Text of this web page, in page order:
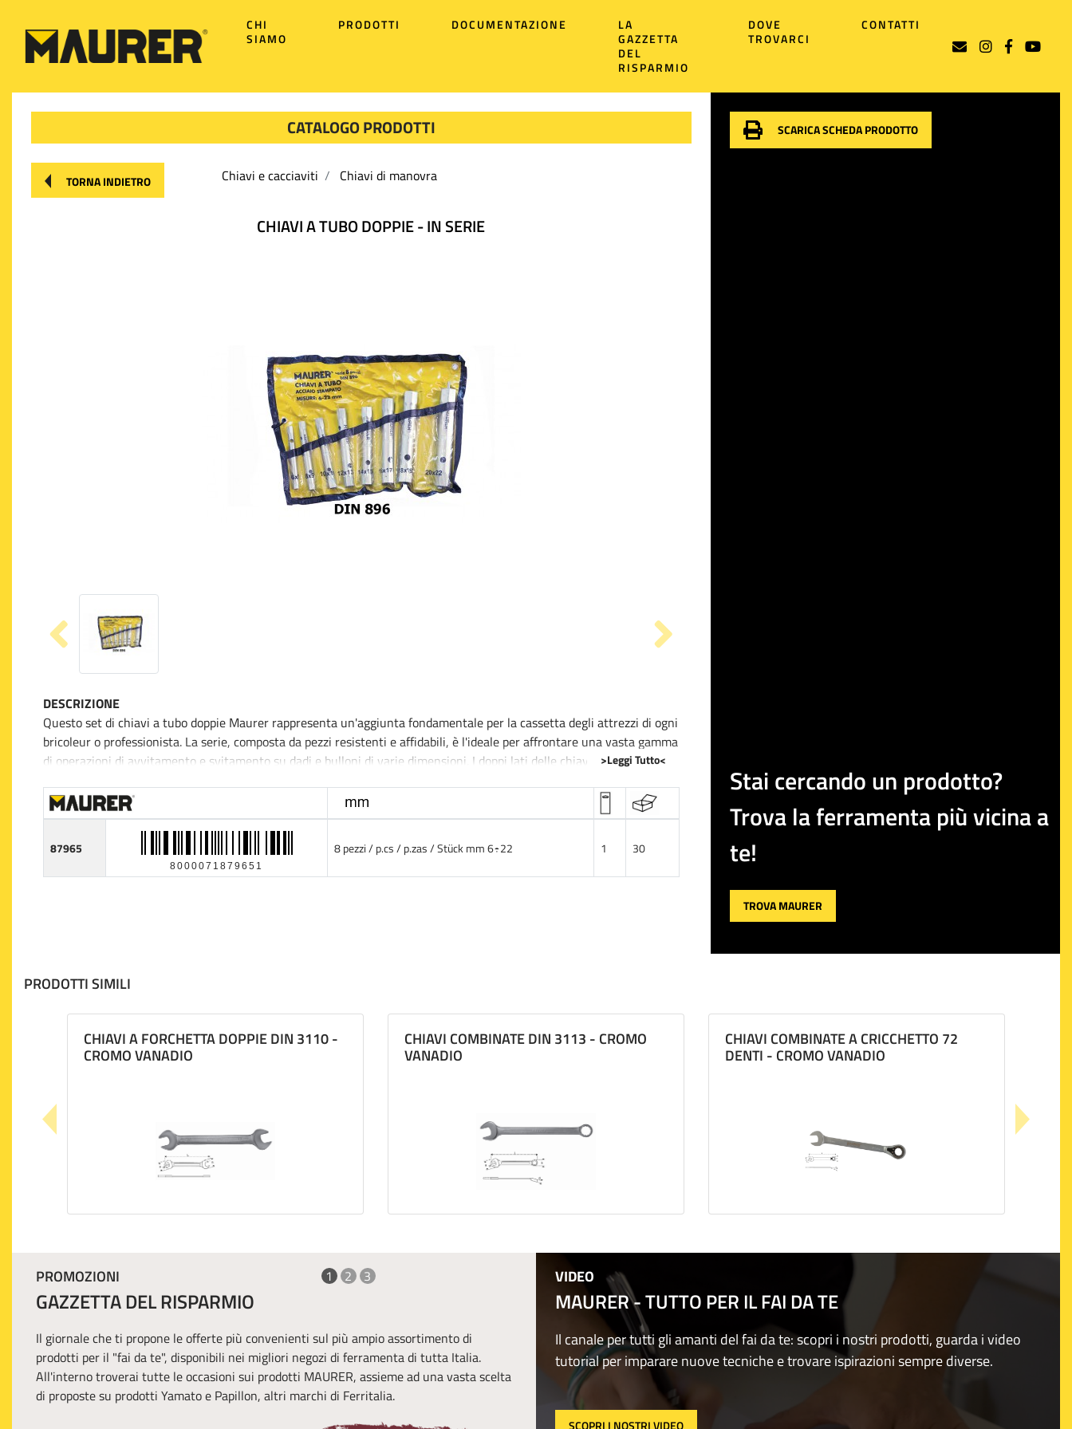
CHI
SIAMO
PRODOTTI DOCUMENTAZIONE
LA
GAZZETTA
DEL
RISPARMIO
DOVE
TROVARCI
CONTATTI
CATALOGO PRODOTTI
TORNA INDIETRO Chiavi e cacciaviti Chiavi di manovra
CHIAVI A TUBO DOPPIE - IN SERIE
DESCRIZIONE
Questo set di chiavi a tubo doppie Maurer rappresenta un'aggiunta fondamentale per la cassetta degli attrezzi di ogni
bricoleur o professionista. La serie, composta da pezzi resistenti e affidabili, è l'ideale per affrontare una vasta gamma
di operazioni di avvitamento e svitamento su dadi e bulloni di varie dimensioni. I doppi lati delle chiavi permettono di
cambiare strumento.
Realizzate in acciaio di alta qualità, le chiavi sono state pensate per durare nel tempo resistendo alla corrosione e
all'usura, anche sotto lo stress di un utilizzo intensivo. Il design ergonomico consente una presa sicura e confortevole,
migliorando la trasmissione della forza e riducendo così la fatica durante lutilizzo prolungato.
>Leggi Tutto<
87965
8000071879651
8 pezzi / p.cs / p.zas / Stück mm 6÷22 1 30
SCARICA SCHEDA PRODOTTO
Stai cercando un prodotto?
Trova la ferramenta più vicina a
te!
TROVA MAURER
PRODOTTI SIMILI
CHIAVI A FORCHETTA DOPPIE DIN 3110 -
CROMO VANADIO
CHIAVI COMBINATE DIN 3113 - CROMO
VANADIO
CHIAVI COMBINATE A CRICCHETTO 72
DENTI - CROMO VANADIO
PROMOZIONI 1 2 3
GAZZETTA DEL RISPARMIO
Il giornale che ti propone le offerte più convenienti sul più ampio assortimento di
prodotti per il "fai da te", disponibili nei migliori negozi di ferramenta di tutta Italia.
All'interno troverai tutte le occasioni sui prodotti MAURER, assieme ad una vasta scelta
di proposte su prodotti Yamato e Papillon, altri marchi di Ferritalia.
VIDEO
MAURER - TUTTO PER IL FAI DA TE
Il canale per tutti gli amanti del fai da te: scopri i nostri prodotti, guarda i video
tutorial per imparare nuove tecniche e trovare ispirazioni sempre diverse.
SCOPRI I NOSTRI VIDEO